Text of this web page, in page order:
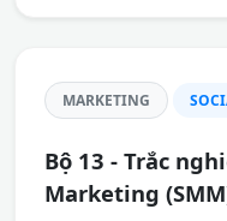
MARKETING
Bộ 13 - Trắc
Marketing